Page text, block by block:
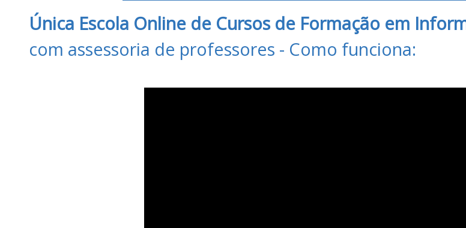
Única Escola Online de Cursos de Formação em
com assessoria de professores - Como funciona: